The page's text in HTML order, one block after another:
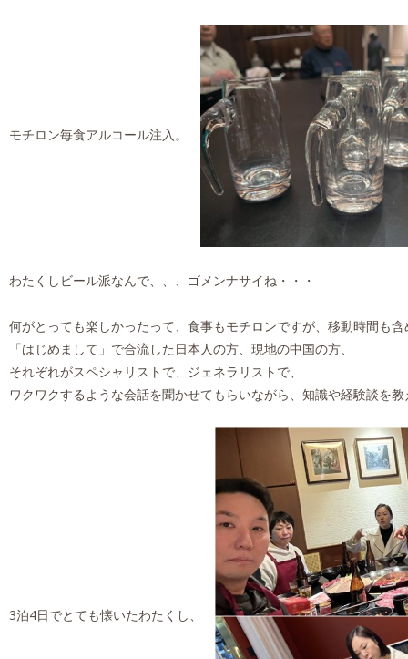
モチロン毎食アルコール注入。
わたくしビール派なんで、、、ゴメンナサイね・・・
何がとっても楽しかったって、食事もモチロンですが、移動時間も
「はじめまして」で合流した日本人の方、現地の中国の方、
それぞれがスペシャリストで、ジェネラリストで、
ワクワクするような会話を聞かせてもらいながら、知識や経験談を
3泊4日でとても懐いたわたくし、